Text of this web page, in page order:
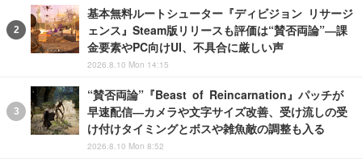
基本無料ルートシューター『ディビジョン リサージ
ェンス』Steam版リリースも評価は“賛否両論”―課
金要素やPC向けUI、不具合に厳しい声
2026.8.10 Mon 14:15
“賛否両論”『Beast of Reincarnation』パッチが
早速配信―カメラや文字サイズ改善、受け流しの受
け付けタイミングとボスや雑魚敵の調整も入る
2026.8.10 Mon 8:52